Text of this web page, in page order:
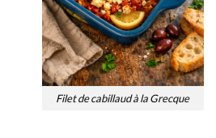
Filet de cabillaud à la Grecque